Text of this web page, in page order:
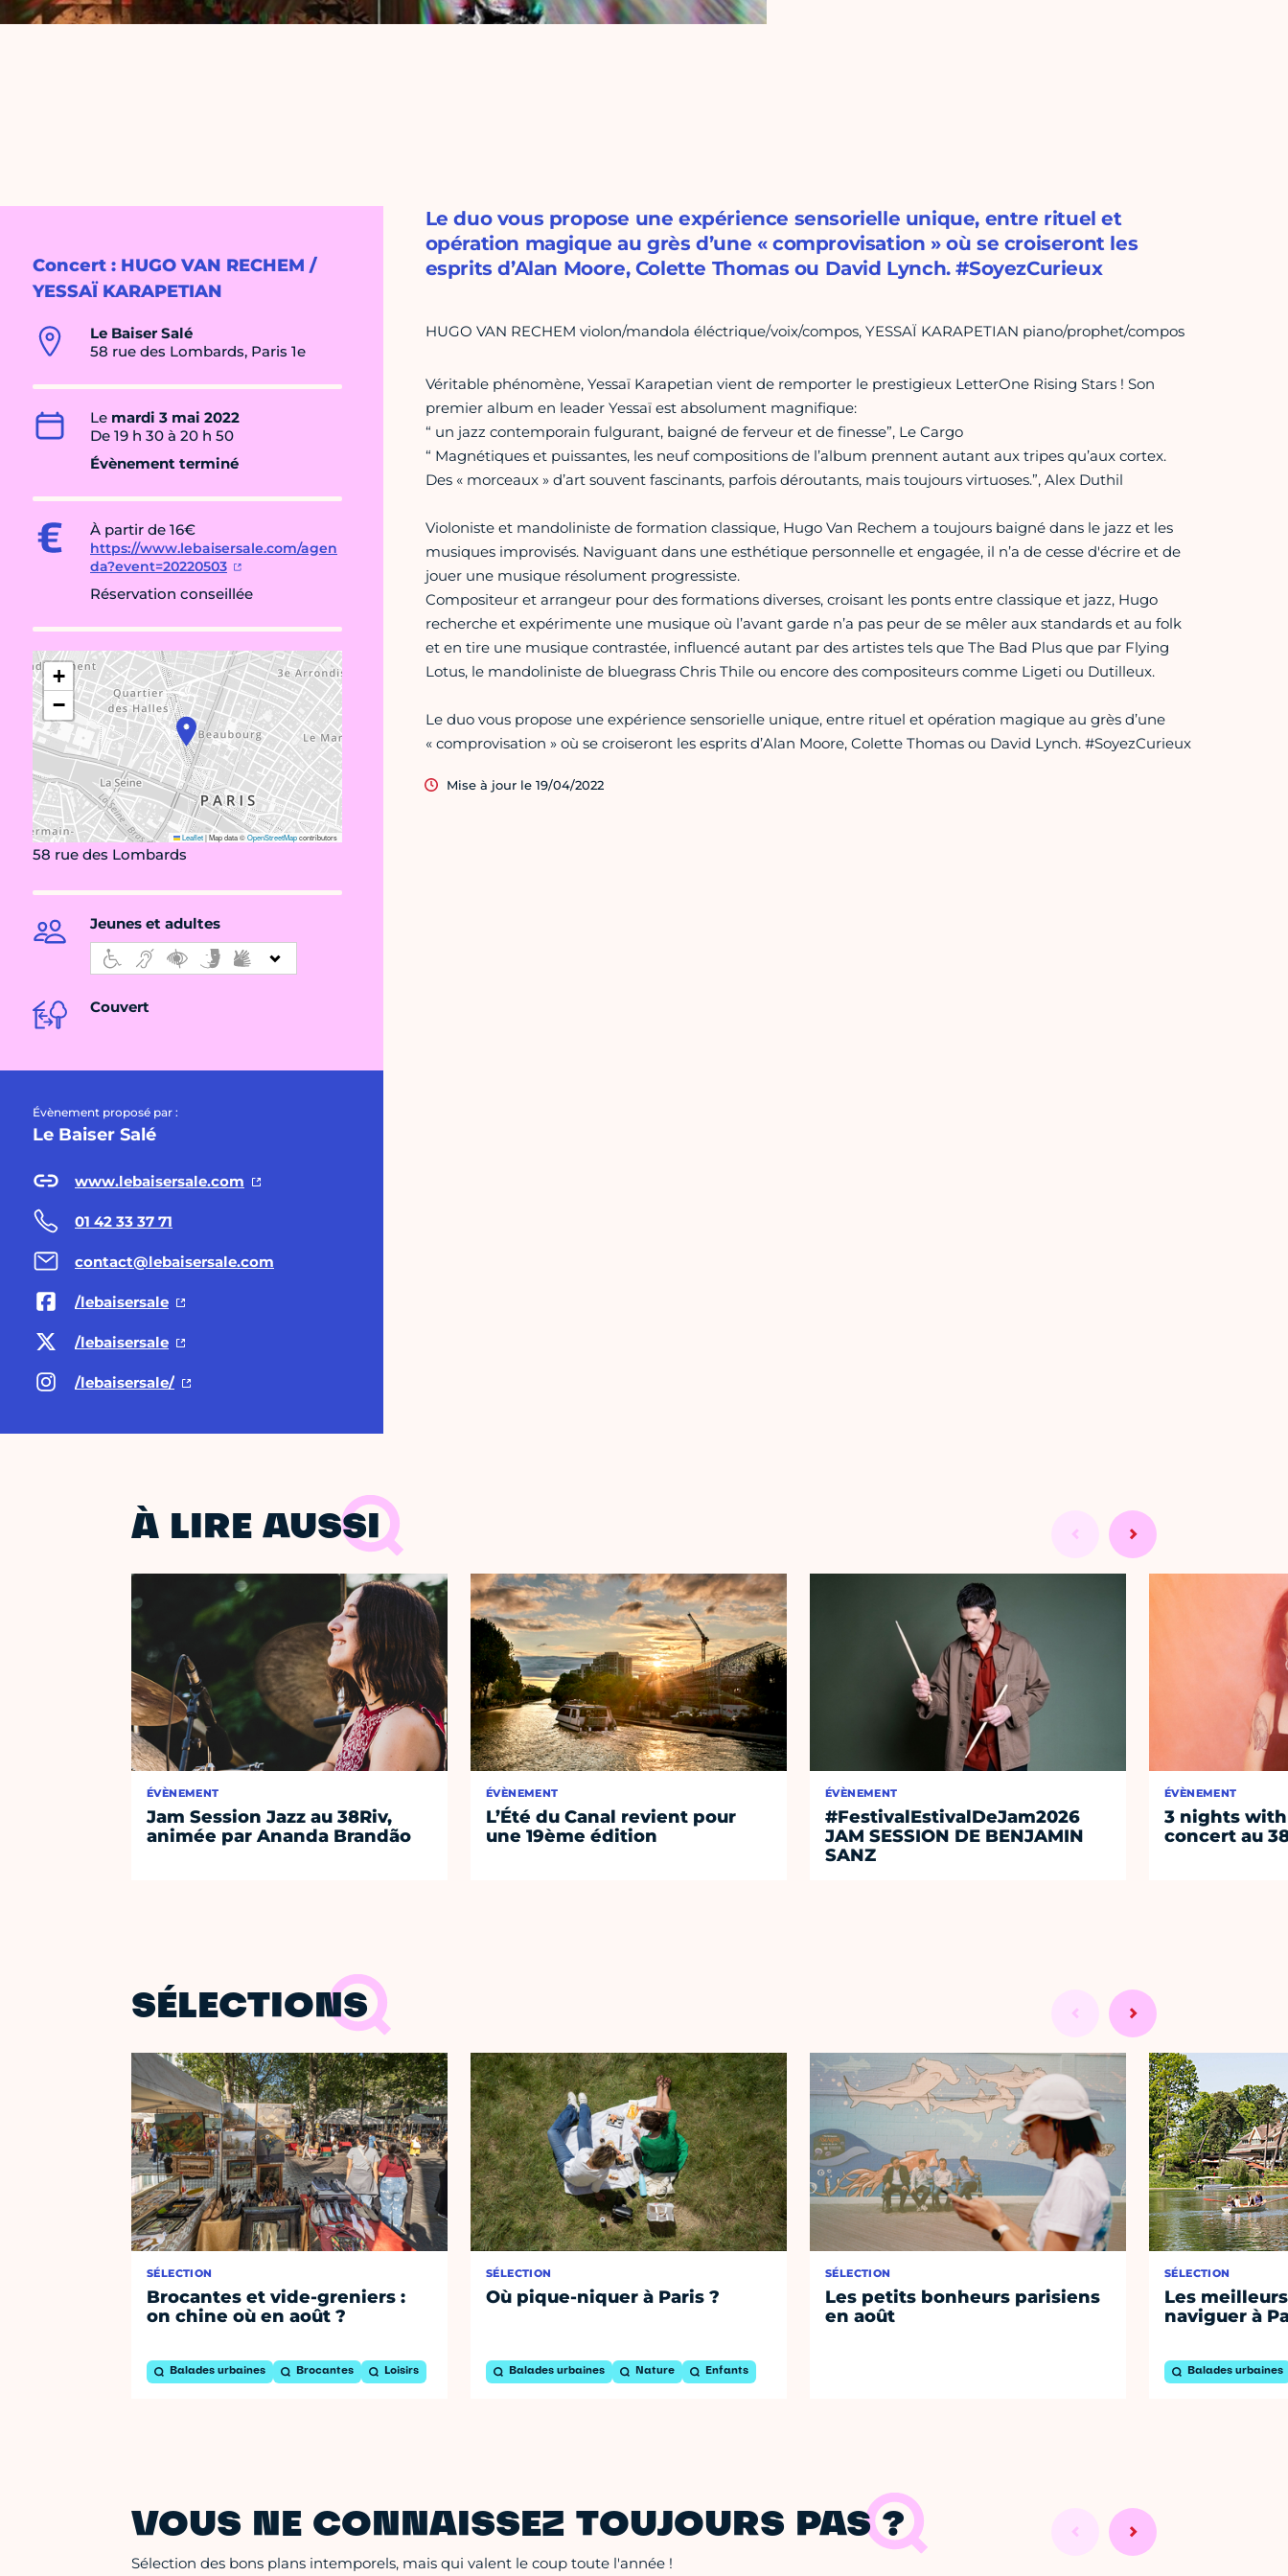
Concert : HUGO VAN RECHEM /
YESSAÏ KARAPETIAN
Le Baiser Salé
58 rue des Lombards, Paris 1e
Le mardi 3 mai 2022
De 19 h 30 à 20 h 50
Évènement terminé
À partir de 16€
https://www.lebaisersale.com/agen
da?event=20220503
Réservation conseillée
+
−
Leaflet|Map data ©OpenStreetMapcontributors
58 rue des Lombards
Jeunes et adultes
Couvert
Évènement proposé par :
Le Baiser Salé
www.lebaisersale.com
01 42 33 37 71
contact@lebaisersale.com
/lebaisersale
/lebaisersale
/lebaisersale/
Le duo vous propose une expérience sensorielle unique, entre rituel et
opération magique au grès d’une « comprovisation » où se croiseront les
esprits d’Alan Moore, Colette Thomas ou David Lynch. #SoyezCurieux
HUGO VAN RECHEM violon/mandola éléctrique/voix/compos, YESSAÏ KARAPETIAN piano/prophet/compos
Véritable phénomène, Yessaï Karapetian vient de remporter le prestigieux LetterOne Rising Stars ! Son
premier album en leader Yessaï est absolument magnifique:
“ un jazz contemporain fulgurant, baigné de ferveur et de finesse”, Le Cargo
“ Magnétiques et puissantes, les neuf compositions de l’album prennent autant aux tripes qu’aux cortex.
Des « morceaux » d’art souvent fascinants, parfois déroutants, mais toujours virtuoses.”, Alex Duthil
Violoniste et mandoliniste de formation classique, Hugo Van Rechem a toujours baigné dans le jazz et les
musiques improvisés. Naviguant dans une esthétique personnelle et engagée, il n’a de cesse d'écrire et de
jouer une musique résolument progressiste.
Compositeur et arrangeur pour des formations diverses, croisant les ponts entre classique et jazz, Hugo
recherche et expérimente une musique où l’avant garde n’a pas peur de se mêler aux standards et au folk
et en tire une musique contrastée, influencé autant par des artistes tels que The Bad Plus que par Flying
Lotus, le mandoliniste de bluegrass Chris Thile ou encore des compositeurs comme Ligeti ou Dutilleux.
Le duo vous propose une expérience sensorielle unique, entre rituel et opération magique au grès d’une
« comprovisation » où se croiseront les esprits d’Alan Moore, Colette Thomas ou David Lynch. #SoyezCurieux
Mise à jour le 19/04/2022
À LIRE AUSSI
ÉVÈNEMENT
Jam Session Jazz au 38Riv,
animée par Ananda Brandão
ÉVÈNEMENT
L’Été du Canal revient pour
une 19ème édition
ÉVÈNEMENT
#FestivalEstivalDeJam2026
JAM SESSION DE BENJAMIN
SANZ
ÉVÈNEMENT
3 nights with
concert au
SÉLECTIONS
SÉLECTION
Brocantes et vide-greniers :
on chine où en août ?
Balades urbaines Brocantes Loisirs
SÉLECTION
Où pique-niquer à Paris ?
Balades urbaines Nature Enfants
SÉLECTION
Les petits bonheurs parisiens
en août
SÉLECTION
Les
naviguer à
Balades urbaines
VOUS NE CONNAISSEZ TOUJOURS PAS ?
Sélection des bons plans intemporels, mais qui valent le coup toute l'année !